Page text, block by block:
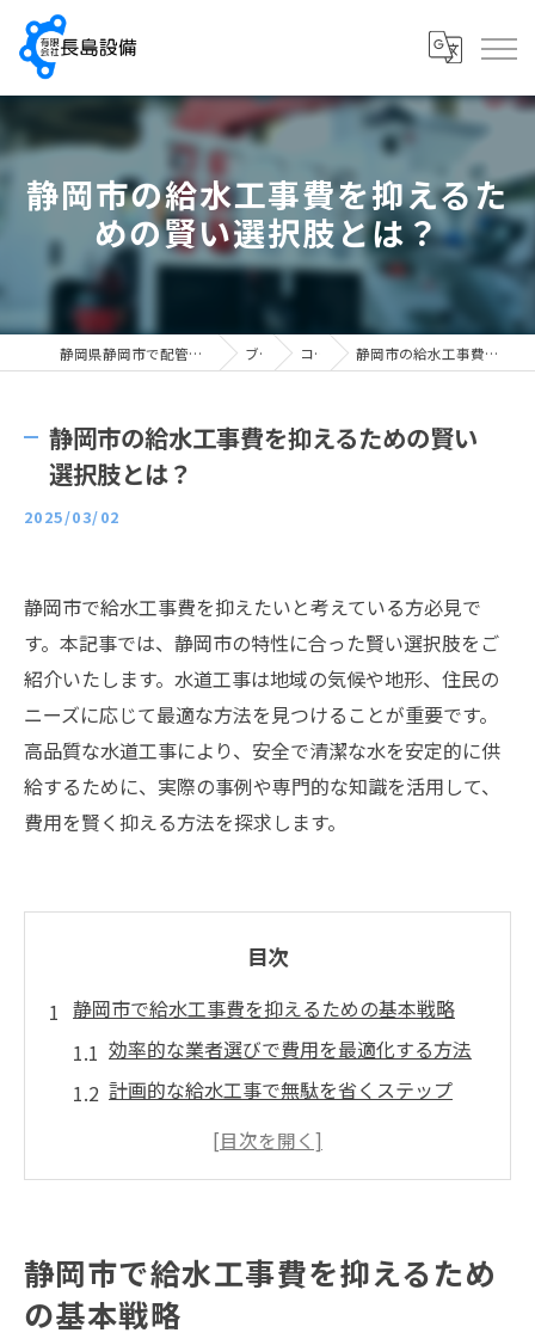
静岡市の給水工事費を抑えるた
めの賢い選択肢とは？
静岡県静岡市で配管工の求人なら有限会社長島設備 ブログ コラム 静岡市の給水工事費を抑えるための賢い選択肢とは？
静岡市の給水工事費を抑えるための賢い
選択肢とは？
2025/03/02
静岡市で給水工事費を抑えたいと考えている方必見で
す。本記事では、静岡市の特性に合った賢い選択肢をご
紹介いたします。水道工事は地域の気候や地形、住民の
ニーズに応じて最適な方法を見つけることが重要です。
高品質な水道工事により、安全で清潔な水を安定的に供
給するために、実際の事例や専門的な知識を活用して、
費用を賢く抑える方法を探求します。
目次
静岡市で給水工事費を抑えるための基本戦略
効率的な業者選びで費用を最適化する方法
計画的な給水工事で無駄を省くステップ
地元の業者と連携する際の注意点
水道工事における自治体の助成制度の活用
法
静岡市で給水工事費を抑えるため
の基本戦略